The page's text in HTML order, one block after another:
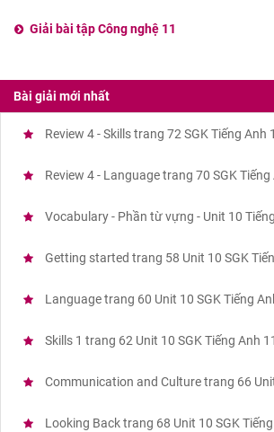
Giải bài tập Công nghệ 11
Bài giải mới nhất
Review 4 - Skills trang 72 SGK Tiếng Anh
Review 4 - Language trang 70 SGK
Vocabulary - Phần từ vựng - Unit 10
Getting started trang 58 Unit 10 SGK
Language trang 60 Unit 10 SGK Tiếng
Skills 1 trang 62 Unit 10 SGK Tiếng Anh
Communication and Culture trang 66
Looking Back trang 68 Unit 10 SGK